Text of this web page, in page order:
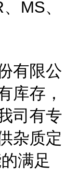
MS、
有限公
库存，
司有专
杂质定
满足